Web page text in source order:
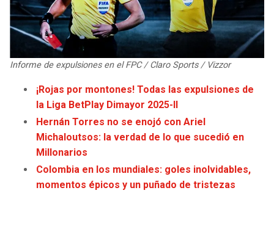
TEXANS
COLTS
JAGUARS
TITANS
COWBOYS
GIANTS
HEAT
MAGIC
WIZARDS
WARRIORS
CLIPPERS
LAKERS
Informe de expulsiones en el FPC / Claro Sports / Vizzor
¡Rojas por montones! Todas las expulsiones de
la Liga BetPlay Dimayor 2025-II
Hernán Torres no se enojó con Ariel
Michaloutsos: la verdad de lo que sucedió en
Millonarios
Colombia en los mundiales: goles inolvidables,
momentos épicos y un puñado de tristezas